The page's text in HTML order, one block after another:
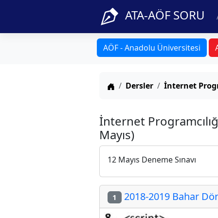
ATA-AÖF SORU
AÖF - Anadolu Üniversitesi
Anasayfa
Dersler İnternet
İnternet
Mayıs)
12 Mayıs Deneme Sınavı
1 2018-2019 Bahar